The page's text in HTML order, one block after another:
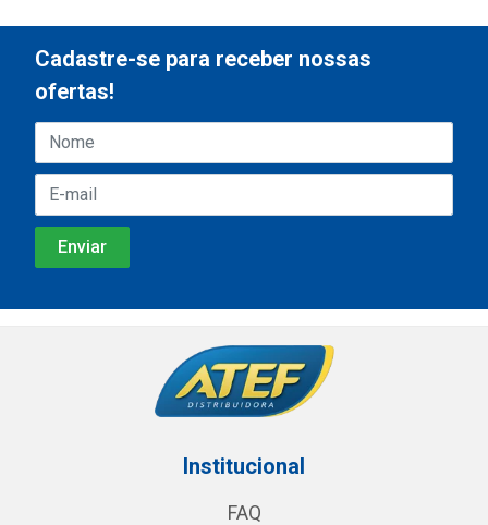
Cadastre-se para receber nossas
ofertas!
Institucional
FAQ